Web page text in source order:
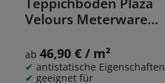
Details
Velours Meterware
Regulärer Preis:
ab 46,90 € / m²
antistatische Eigenschaften
geeignet für